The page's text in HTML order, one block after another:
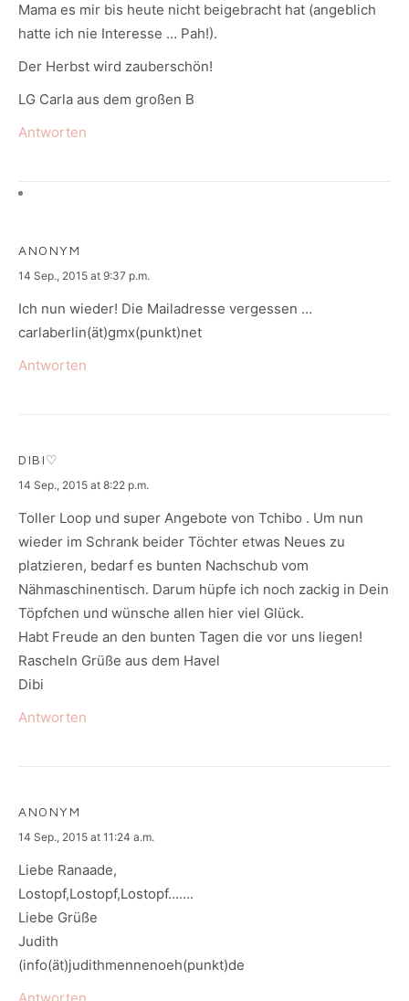
Mama es mir bis heute nicht beigebracht hat (angeblich
hatte ich nie Interesse … Pah!).
Der Herbst wird zauberschön!
LG Carla aus dem großen B
Antworten
ANONYM
says:
14 Sep., 2015 at 9:37 p.m.
Ich nun wieder! Die Mailadresse vergessen …
carlaberlin(ät)gmx(punkt)net
Antworten
DIBI♡
says:
14 Sep., 2015 at 8:22 p.m.
Toller Loop und super Angebote von Tchibo . Um nun
wieder im Schrank beider Töchter etwas Neues zu
platzieren, bedarf es bunten Nachschub vom
Nähmaschinentisch. Darum hüpfe ich noch zackig in Dein
Töpfchen und wünsche allen hier viel Glück.
Habt Freude an den bunten Tagen die vor uns liegen!
Rascheln Grüße aus dem Havel
Dibi
Antworten
ANONYM
says:
14 Sep., 2015 at 11:24 a.m.
Liebe Ranaade,
Lostopf,Lostopf,Lostopf…….
Liebe Grüße
Judith
(info(ät)judithmennenoeh(punkt)de